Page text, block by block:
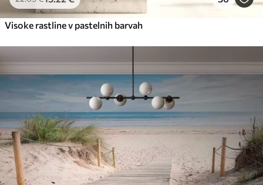
Visoke rastline v pastelnih barvah